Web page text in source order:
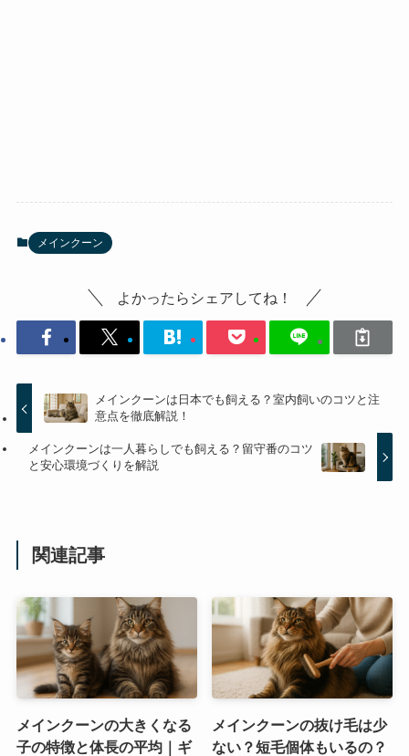
メインクーン
よかったらシェアしてね！
メインクーンは日本でも飼える？室内飼いのコツと注
意点を徹底解説！
メインクーンは一人暮らしでも飼える？留守番のコツ
と安心環境づくりを解説
関連記事
メインクーンの大きくなる
子の特徴と体長の平均｜ギ
メインクーンの抜け毛は少
ない？短毛個体もいるの？